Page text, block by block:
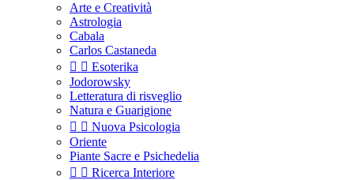
Arte e Creatività
Astrologia
Cabala
Carlos Castaneda
  Esoterika
Jodorowsky
Letteratura di risveglio
Natura e Guarigione
  Nuova Psicologia
Oriente
Piante Sacre e Psichedelia
  Ricerca Interiore